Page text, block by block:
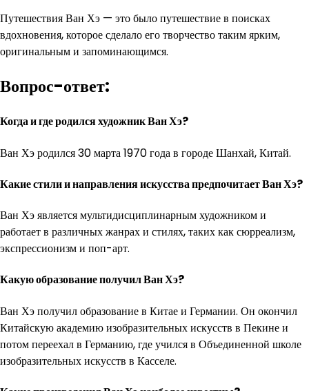
Путешествия Ван Хэ — это было путешествие в поисках
вдохновения, которое сделало его творчество таким ярким,
оригинальным и запоминающимся.
Вопрос-ответ:
Когда и где родился художник Ван Хэ?
Ван Хэ родился 30 марта 1970 года в городе Шанхай, Китай.
Какие стили и направления искусства предпочитает Ван Хэ?
Ван Хэ является мультидисциплинарным художником и
работает в различных жанрах и стилях, таких как сюрреализм,
экспрессионизм и поп-арт.
Какую образование получил Ван Хэ?
Ван Хэ получил образование в Китае и Германии. Он окончил
Китайскую академию изобразительных искусств в Пекине и
потом переехал в Германию, где учился в Объединенной школе
изобразительных искусств в Касселе.